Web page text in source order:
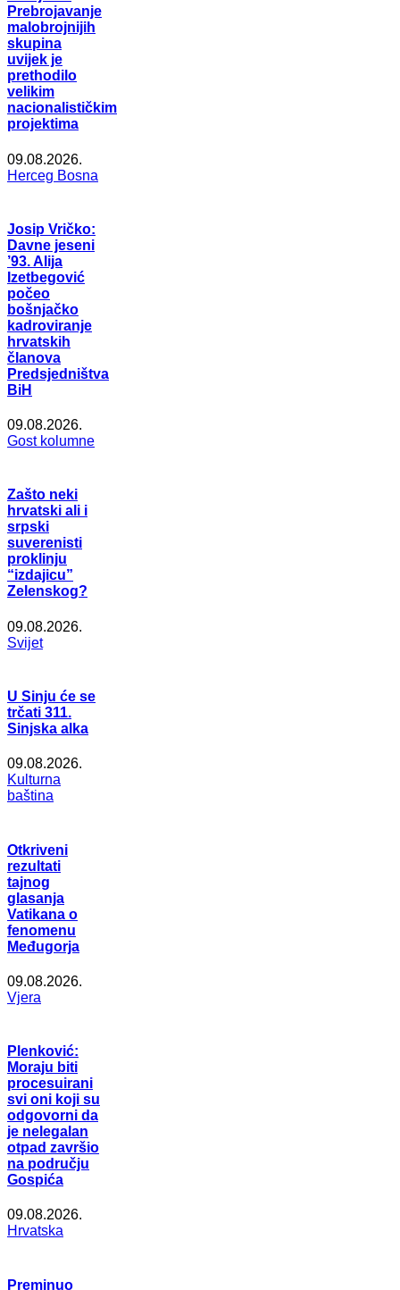
Prebrojavanje
malobrojnijih
skupina
uvijek je
prethodilo
velikim
nacionalističkim
projektima
09.08.2026.
Herceg Bosna
Josip Vričko:
Davne jeseni
’93. Alija
Izetbegović
počeo
bošnjačko
kadroviranje
hrvatskih
članova
Predsjedništva
BiH
09.08.2026.
Gost kolumne
Zašto neki
hrvatski ali i
srpski
suverenisti
proklinju
“izdajicu”
Zelenskog?
09.08.2026.
Svijet
U Sinju će se
trčati 311.
Sinjska alka
09.08.2026.
Kulturna
baština
Otkriveni
rezultati
tajnog
glasanja
Vatikana o
fenomenu
Međugorja
09.08.2026.
Vjera
Plenković:
Moraju biti
procesuirani
svi oni koji su
odgovorni da
je nelegalan
otpad završio
na području
Gospića
09.08.2026.
Hrvatska
Preminuo